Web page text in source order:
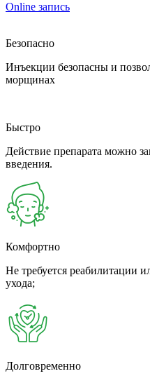
Online запись
Безопасно
Инъекции безопасны и
морщинах
Быстро
Действие препарата можно
введения.
Комфортно
Не требуется реабилитации
ухода;
Долговременно